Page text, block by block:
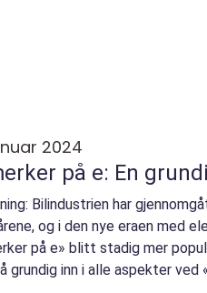
2024
på e: En
Bilindustrien har
og i den nye eraen med
på e» blitt stadig mer
grundig inn i alle aspekter ved